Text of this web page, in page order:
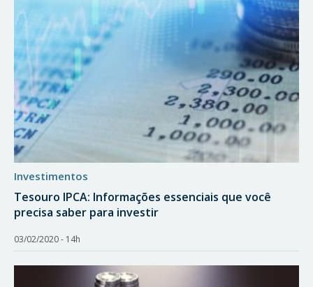
investimentos
Tesouro IPCA: Informações essenciais que você
precisa saber para investir
03/02/2020 - 14h